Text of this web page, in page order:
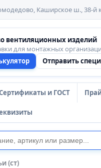
Каширское ш., 38-й
вентиляционных изделий
для монтажных
Отправить
и ГОСТ
(ст)